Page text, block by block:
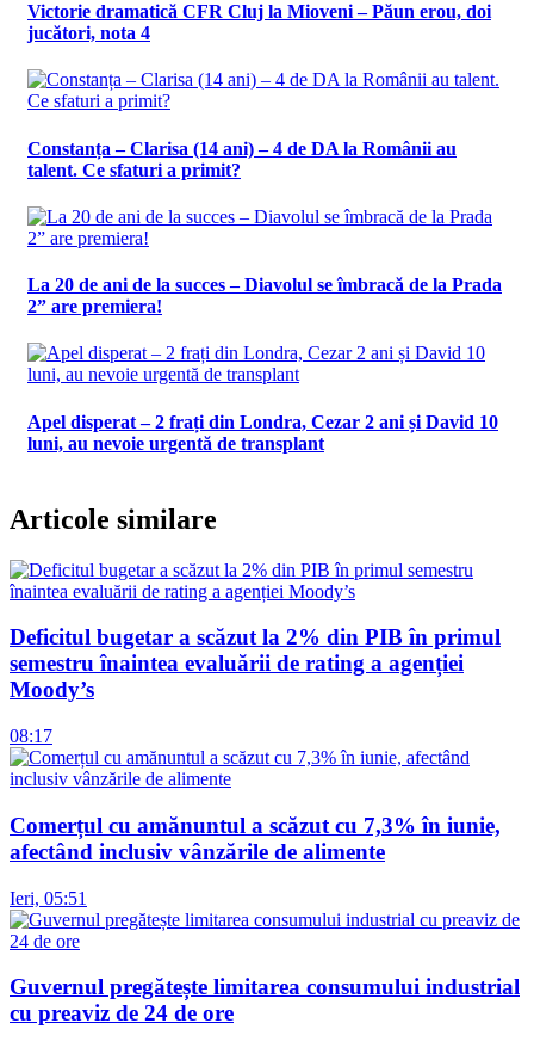
Victorie dramatică CFR Cluj la Mioveni – Păun erou, doi
jucători, nota 4
Constanța – Clarisa (14 ani) – 4 de DA la Românii au
talent. Ce sfaturi a primit?
La 20 de ani de la succes – Diavolul se îmbracă de la Prada
2” are premiera!
Apel disperat – 2 frați din Londra, Cezar 2 ani și David 10
luni, au nevoie urgentă de transplant
Articole similare
Deficitul bugetar a scăzut la 2% din PIB în primul
semestru înaintea evaluării de rating a agenției
Moody’s
08:17
Comerțul cu amănuntul a scăzut cu 7,3% în iunie,
afectând inclusiv vânzările de alimente
Ieri, 05:51
Guvernul pregătește limitarea consumului industrial
cu preaviz de 24 de ore